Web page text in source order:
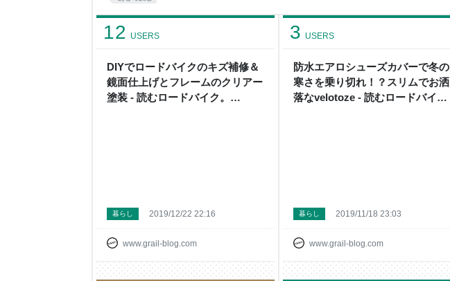
規格が乱立している！｜BB外径との関係 クランクのシャフト幅の規格が乱立し
ている！｜BB内径との関係 コンバー
DIYでロードバイクのキズ補修＆
鏡面仕上げとフレームのクリアー
塗装 - 読むロードバイク。
12 USERS
www.grail-blog.com
暮らし 2019/12/22 22:16
防水エアロシューズカバーで冬の
寒さを乗り切れ！？スリムでお洒
落なvelotoze - 読むロードバイ
3 USERS
www.grail-blog.com
暮らし 2019/11/18 23:03